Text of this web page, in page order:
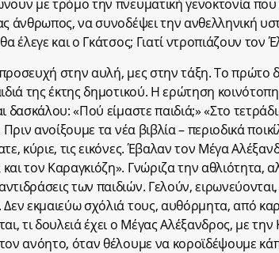
με τρόμο την πνευματική γενοκτονία που
άνθρωπος, να συνοδέψει την ανθελληνική
έλεγε και ο Γκάτσος; Γιατί ντροπιάζουν τον
στην αυλή, μες στην τάξη. Το πρώτο
της έκτης δημοτικού. Η ερώτηση
δασκάλου: «Πού είμαστε παιδιά;» «Στο
ανοίξουμε τα νέα βιβλία – περιοδικά
κύριε, τις εικόνες. Έβαλαν τον Μέγα
τον Καραγκιόζη». Γνώριζα την αθλιότητα,
των παιδιών. Γελούν,
εκμαιεύω σχόλιά τους, αυθόρμητα, από
τι δουλειά έχει ο Μέγας Αλέξανδρος, με
ανόητο, όταν θέλουμε να κοροϊδέψουμε